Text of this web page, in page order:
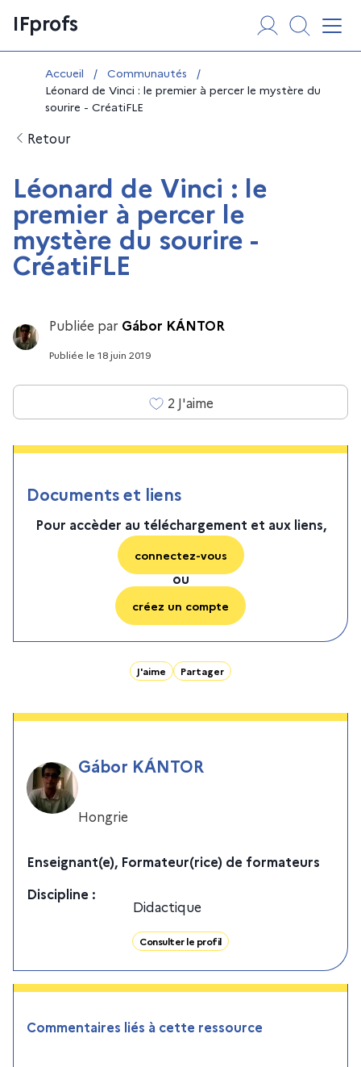
au
contenu
IFprofs
Vous êtes ici :
Accueil / Communautés
/
Léonard de Vinci : le premier à percer le mystère du
sourire - CréatiFLE
Retour
Léonard de Vinci : le
premier à percer le
mystère du sourire -
CréatiFLE
Publiée par Gábor KÁNTOR
Publiée le 18 juin 2019
2 J'aime
Documents et liens
Pour accèder au téléchargement et aux liens,
connectez-vous
ou
créez un compte
J'aime Partager
Gábor KÁNTOR
Hongrie
Enseignant(e), Formateur(rice) de formateurs
Discipline :
Didactique
Consulter le profil
Commentaires liés à cette ressource